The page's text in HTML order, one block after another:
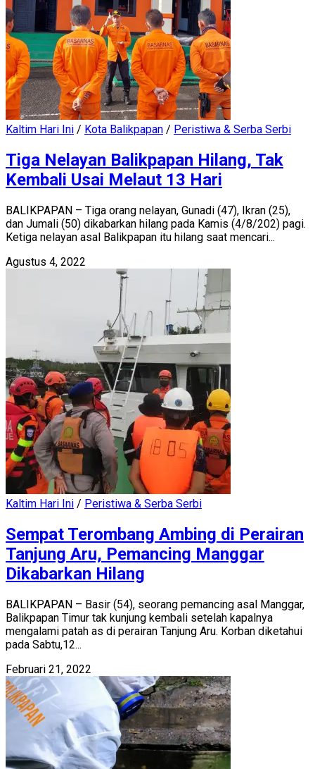
Kaltim Hari Ini / Kota Balikpapan / Peristiwa & Serba Serbi
Tiga Nelayan Balikpapan Hilang, Tak
Kembali Usai Melaut 13 Hari
BALIKPAPAN – Tiga orang nelayan, Gunadi (47), Ikran (25),
dan Jumali (50) dikabarkan hilang pada Kamis (4/8/202) pagi.
Ketiga nelayan asal Balikpapan itu hilang saat mencari...
Agustus 4, 2022
Kaltim Hari Ini / Peristiwa & Serba Serbi
Sempat Terombang Ambing di Perairan
Tanjung Aru, Pemancing Manggar
Dikabarkan Hilang
BALIKPAPAN – Basir (54), seorang pemancing asal Manggar,
Balikpapan Timur tak kunjung kembali setelah kapalnya
mengalami patah as di perairan Tanjung Aru. Korban diketahui
pada Sabtu,12...
Februari 21, 2022